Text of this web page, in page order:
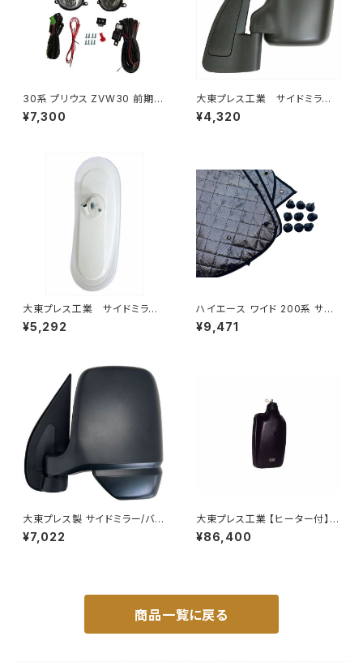
30系 プリウス ZVW30 前期
純正 タイプ フォグランプ ユニッ
ト バルブ 配線 スイッチ H11 左
¥7,300
大東プレス工業 サイドミラー/
バックミラースバル サンバー
左 99年～ DI-641
¥4,320
大東プレス工業 サイドミラー/
バックミラーH400 小判 DI-
8 DI-8
¥5,292
ハイエース ワイド 200系 サン
シェード キャンピング 4層構造
車中泊 遮光 断熱 暑さ対策 盗
¥9,471
大東プレス製 サイドミラー/バッ
クミラー左 (助手席側) アクティ
トラック HA6 HA7 DI-650
¥7,022
大東プレス工業 【ヒーター付】ハ
イウェイリモコンミラー DI-722
1CXE
¥86,400
商品一覧に戻る